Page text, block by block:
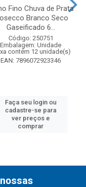
Fino Chuva de Prata
Branco Seco
Gaseificado 6...
Código: 250751
Embalagem: Unidade
contém 12 unidade(s)
EAN: 7896072923346
Faça seu login ou
cadastre-se para
ver preços e
comprar